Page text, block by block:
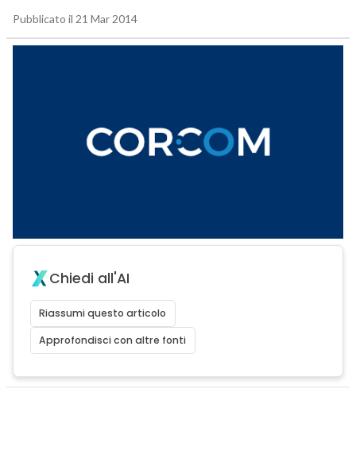
Pubblicato il 21 Mar 2014
Chiedi all'AI
Riassumi questo articolo
Approfondisci con altre fonti